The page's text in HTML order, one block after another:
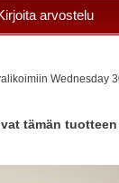
arvostelu
Wednesday
tämän